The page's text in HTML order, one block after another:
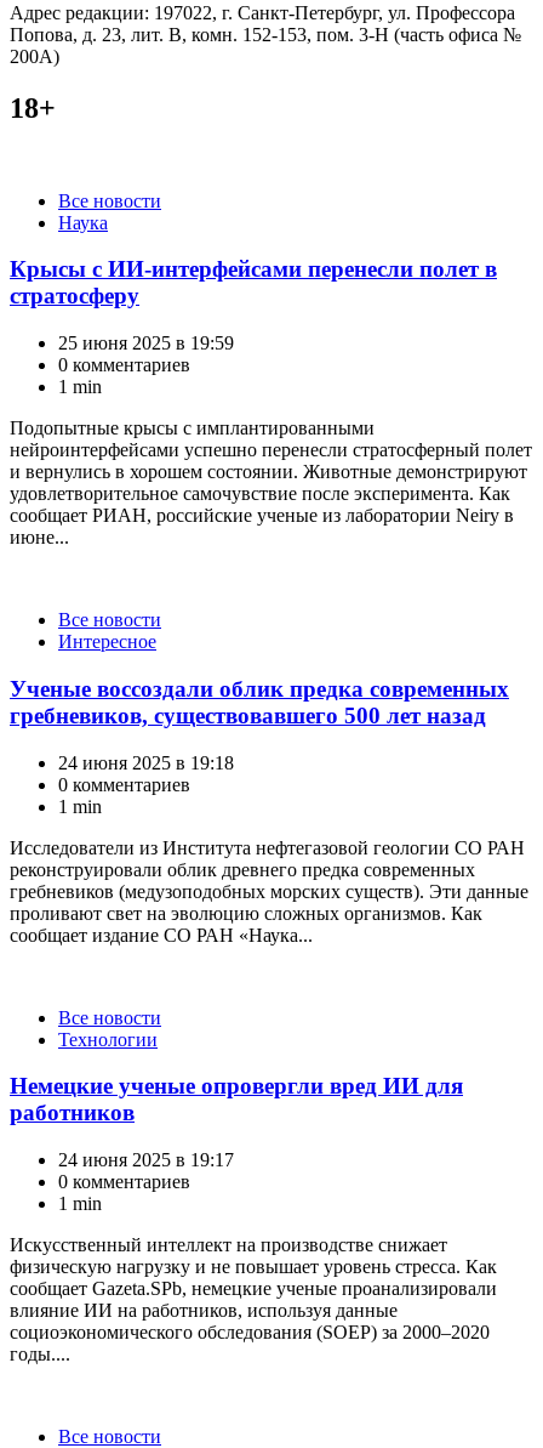
Адрес редакции: 197022, г. Санкт-Петербург, ул. Профессора
Попова, д. 23, лит. В, комн. 152-153, пом. 3-Н (часть офиса №
200А)
18+
КатегорииВсе новости
Наука
Крысы с ИИ-интерфейсами перенесли полет в
стратосферу
25 июня 2025 в 19:59
0 комментариев
1 min
Подопытные крысы с имплантированными
нейроинтерфейсами успешно перенесли стратосферный полет
и вернулись в хорошем состоянии. Животные демонстрируют
удовлетворительное самочувствие после эксперимента. Как
сообщает РИАН, российские ученые из лаборатории Neiry в
июне...
КатегорииВсе новости
Интересное
Ученые воссоздали облик предка современных
гребневиков, существовавшего 500 лет назад
24 июня 2025 в 19:18
0 комментариев
1 min
Исследователи из Института нефтегазовой геологии СО РАН
реконструировали облик древнего предка современных
гребневиков (медузоподобных морских существ). Эти данные
проливают свет на эволюцию сложных организмов. Как
сообщает издание СО РАН «Наука...
КатегорииВсе новости
Технологии
Немецкие ученые опровергли вред ИИ для
работников
24 июня 2025 в 19:17
0 комментариев
1 min
Искусственный интеллект на производстве снижает
физическую нагрузку и не повышает уровень стресса. Как
сообщает Gazeta.SPb, немецкие ученые проанализировали
влияние ИИ на работников, используя данные
социоэкономического обследования (SOEP) за 2000–2020
годы....
КатегорииВсе новости